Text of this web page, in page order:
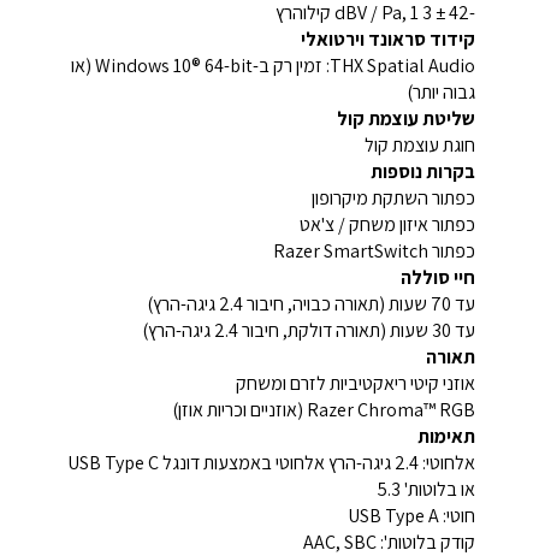
-42 ± 3 dBV / Pa, 1 קילוהרץ
קידוד סראונד וירטואלי
THX Spatial Audio: זמין רק ב-Windows 10® 64-bit (או
גבוה יותר)
שליטת עוצמת קול
חוגת עוצמת קול
בקרות נוספות
כפתור השתקת מיקרופון
כפתור איזון משחק / צ'אט
כפתור Razer SmartSwitch
חיי סוללה
עד 70 שעות (תאורה כבויה, חיבור 2.4 גיגה-הרץ)
עד 30 שעות (תאורה דולקת, חיבור 2.4 גיגה-הרץ)
תאורה
אוזני קיטי ריאקטיביות לזרם ומשחק
Razer Chroma™ RGB (אוזניים וכריות אוזן)
תאימות
אלחוטי: 2.4 גיגה-הרץ אלחוטי באמצעות דונגל USB Type C
או בלוטות' 5.3
חוטי: USB Type A
קודק בלוטות': AAC, SBC